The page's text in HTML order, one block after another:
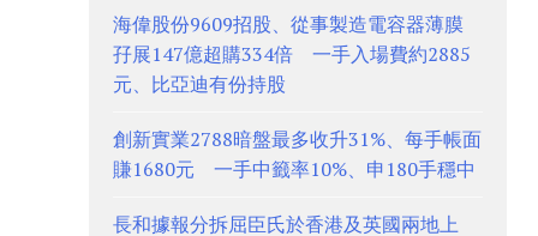
海偉股份9609招股、從事製造電容器薄膜
孖展147億超購334倍 一手入場費約2885
元、比亞迪有份持股
創新實業2788暗盤最多收升31%、每手帳面
賺1680元 一手中籤率10%、申180手穩中
長和據報分拆屈臣氏於香港及英國兩地上